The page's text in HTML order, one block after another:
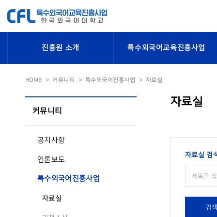
진흥원 소개 특수외국어교육진흥사업
HOME 커뮤니티 특수외국어진흥사업 자료실
커뮤니티
공지사항
언론보도
특수외국어진흥사업
자료실
자료실
자료실 검
검색